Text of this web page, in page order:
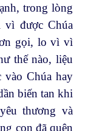
trong lòng
vì được Chúa
gọi, lo vì vì
thế nào, liệu
Chúa hay
biến tan khi
thương và
con đã quên